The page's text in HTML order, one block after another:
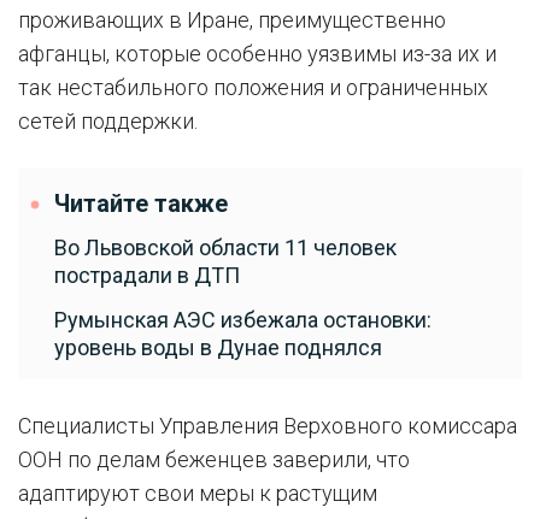
проживающих в Иране, преимущественно
афганцы, которые особенно уязвимы из-за их и
так нестабильного положения и ограниченных
сетей поддержки.
Читайте также
Во Львовской области 11 человек
пострадали в ДТП
Румынская АЭС избежала остановки:
уровень воды в Дунае поднялся
Специалисты Управления Верховного комиссара
ООН по делам беженцев заверили, что
адаптируют свои меры к растущим